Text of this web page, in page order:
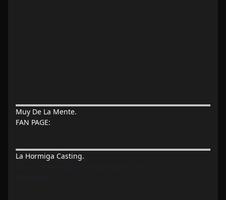
Muy De La Mente.
FAN PAGE:
La Hormiga Casting.